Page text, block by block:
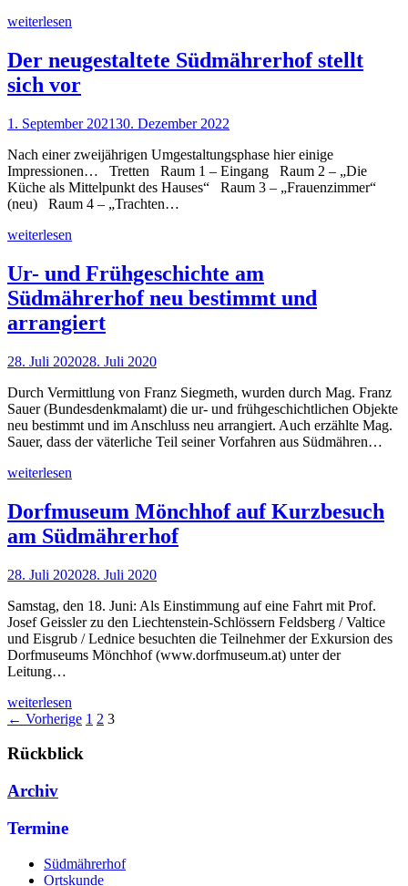
weiterlesen
Der neugestaltete Südmährerhof stellt
sich vor
1. September 202130. Dezember 2022
Nach einer zweijährigen Umgestaltungsphase hier einige
Impressionen… Tretten Raum 1 – Eingang Raum 2 – „Die
Küche als Mittelpunkt des Hauses“ Raum 3 – „Frauenzimmer“
(neu) Raum 4 – „Trachten…
weiterlesen
Ur- und Frühgeschichte am
Südmährerhof neu bestimmt und
arrangiert
28. Juli 202028. Juli 2020
Durch Vermittlung von Franz Siegmeth, wurden durch Mag. Franz
Sauer (Bundesdenkmalamt) die ur- und frühgeschichtlichen Objekte
neu bestimmt und im Anschluss neu arrangiert. Auch erzählte Mag.
Sauer, dass der väterliche Teil seiner Vorfahren aus Südmähren…
weiterlesen
Dorfmuseum Mönchhof auf Kurzbesuch
am Südmährerhof
28. Juli 202028. Juli 2020
Samstag, den 18. Juni: Als Einstimmung auf eine Fahrt mit Prof.
Josef Geissler zu den Liechtenstein-Schlössern Feldsberg / Valtice
und Eisgrub / Lednice besuchten die Teilnehmer der Exkursion des
Dorfmuseums Mönchhof (www.dorfmuseum.at) unter der
Leitung…
weiterlesen
← Vorherige 1 2 3
Rückblick
Archiv
Termine
Südmährerhof
Ortskunde